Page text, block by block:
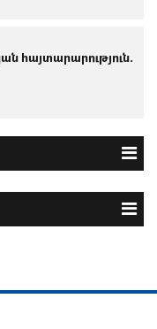
հայտարարություն.